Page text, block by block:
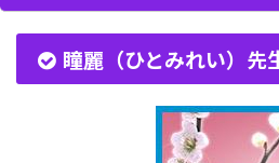
瞳麗（ひとみれい）先